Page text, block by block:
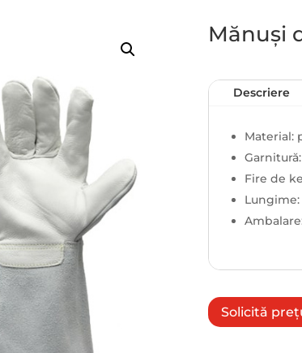
Mănuși
Descriere
Material:
Fire de
Lungime:
Solicită